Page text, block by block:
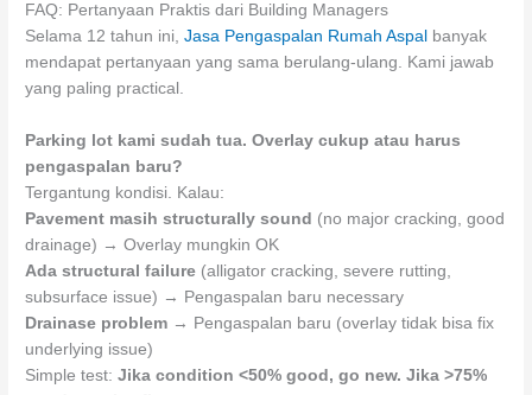
FAQ: Pertanyaan Praktis dari Building Managers
Selama 12 tahun ini,Jasa Pengaspalan Rumah Aspal banyak
mendapat pertanyaan yang sama berulang-ulang. Kami jawab
yang paling practical.
Parking lot kami sudah tua. Overlay cukup atau harus
pengaspalan baru?
Tergantung kondisi. Kalau:
Pavement masih structurally sound (no major cracking, good
drainage) → Overlay mungkin OK
Ada structural failure (alligator cracking, severe rutting,
subsurface issue) → Pengaspalan baru necessary
Drainase problem → Pengaspalan baru (overlay tidak bisa fix
underlying issue)
Simple test:Jika condition <50% good, go new. Jika >75%